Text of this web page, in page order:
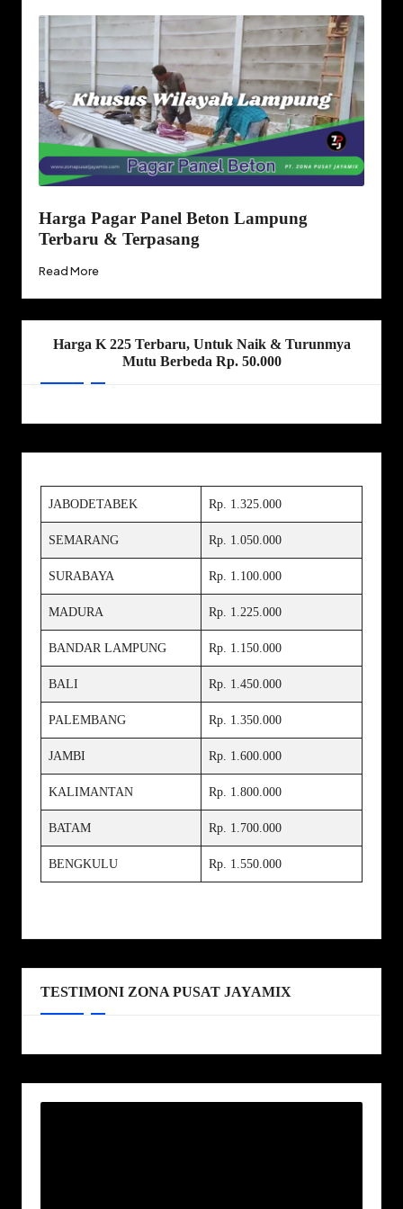
Harga Pagar Panel Beton Lampung
Terbaru & Terpasang
Read More
Harga K 225 Terbaru, Untuk Naik & Turunmya
Mutu Berbeda Rp. 50.000
JABODETABEK Rp. 1.325.000
SEMARANG Rp. 1.050.000
SURABAYA Rp. 1.100.000
MADURA Rp. 1.225.000
BANDAR LAMPUNG Rp. 1.150.000
BALI Rp. 1.450.000
PALEMBANG Rp. 1.350.000
JAMBI Rp. 1.600.000
KALIMANTAN Rp. 1.800.000
BATAM Rp. 1.700.000
BENGKULU Rp. 1.550.000
TESTIMONI ZONA PUSAT JAYAMIX